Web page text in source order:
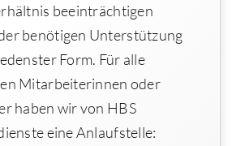
beeinträchtigen
benötigen Unterstützung
Form. Für alle
Mitarbeiterinnen oder
haben wir von HBS
eine Anlaufstelle: